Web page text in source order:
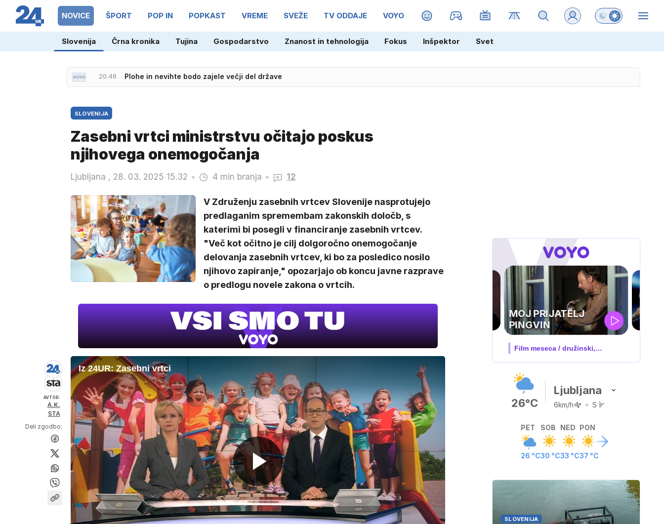
NOVICE ŠPORT POP IN POPKAST VREME SVEŽE TV ODDAJE VOYO MAGAZIN Preklopi barvni
Slovenija Črna kronika Tujina Gospodarstvo Znanost in tehnologija Fokus Inšpektor Svet
SLOVENIJA
Zasebni vrtci ministrstvu očitajo poskus
njihovega onemogočanja
Ljubljana , 28. 03. 2025 15.32 4 min branja 12
V Združenju zasebnih vrtcev Slovenije nasprotujejo
predlaganim spremembam zakonskih določb, s
katerimi bi posegli v financiranje zasebnih vrtcev.
"Več kot očitno je cilj dolgoročno onemogočanje
delovanja zasebnih vrtcev, ki bo za posledico nosilo
njihovo zapiranje," opozarjajo ob koncu javne razprave
o predlogu novele zakona o vrtcih.
AVTOR:
A.K.
STA
Deli zgodbo:
Iz 24UR: Zasebni vrtci
Predvajaj
UEFA
SUPERPOKAL
V živo na VOYO: sreda ob 20.30
26°C
Ljubljana
6km/h S
PET
26 °C
SOB
30 °C
NED
33 °C
PON
37 °C
SLOVENIJA